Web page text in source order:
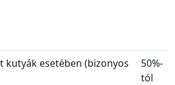
kutyák esetében (bizonyos
50%-
tól